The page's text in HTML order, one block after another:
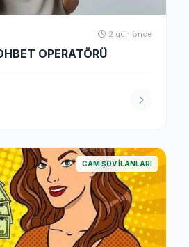
2 gün önce
OPERATÖRÜ
CAM ŞOV İLANLARI